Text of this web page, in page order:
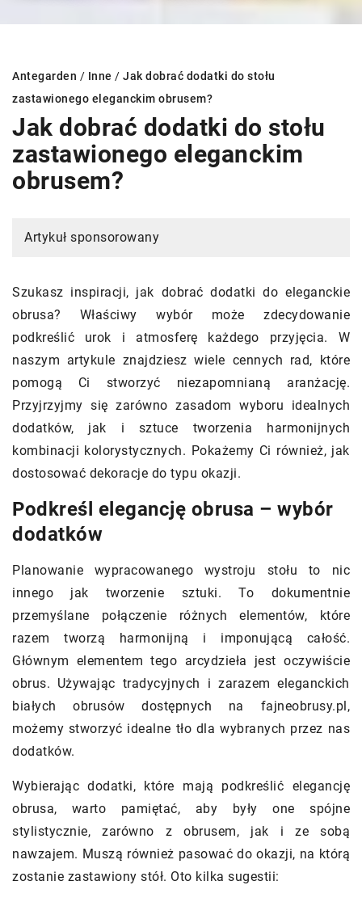
Antegarden / Inne / Jak dobrać dodatki do stołu
zastawionego eleganckim obrusem?
Jak dobrać dodatki do stołu
zastawionego eleganckim
obrusem?
Artykuł sponsorowany
Szukasz inspiracji, jak dobrać dodatki do eleganckie
obrusa? Właściwy wybór może zdecydowanie
podkreślić urok i atmosferę każdego przyjęcia. W
naszym artykule znajdziesz wiele cennych rad, które
pomogą Ci stworzyć niezapomnianą aranżację.
Przyjrzyjmy się zarówno zasadom wyboru idealnych
dodatków, jak i sztuce tworzenia harmonijnych
kombinacji kolorystycznych. Pokażemy Ci również, jak
dostosować dekoracje do typu okazji.
Podkreśl elegancję obrusa – wybór
dodatków
Planowanie wypracowanego wystroju stołu to nic
innego jak tworzenie sztuki. To dokumentnie
przemyślane połączenie różnych elementów, które
razem tworzą harmonijną i imponującą całość.
Głównym elementem tego arcydzieła jest oczywiście
obrus. Używając tradycyjnych i zarazem eleganckich
białych obrusów dostępnych na fajneobrusy.pl,
możemy stworzyć idealne tło dla wybranych przez nas
dodatków.
Wybierając dodatki, które mają podkreślić elegancję
obrusa, warto pamiętać, aby były one spójne
stylistycznie, zarówno z obrusem, jak i ze sobą
nawzajem. Muszą również pasować do okazji, na którą
zostanie zastawiony stół. Oto kilka sugestii: